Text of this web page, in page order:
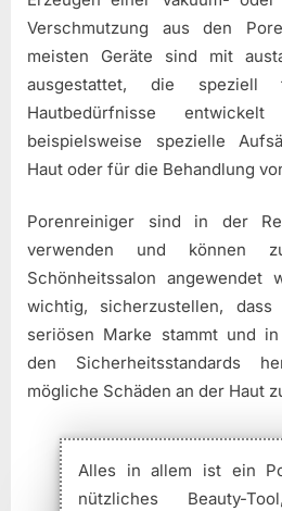
Verschmutzung aus den
meisten Geräte sind mit
ausgestattet, die speziell
Hautbedürfnisse
beispielsweise spezielle
Haut oder für die Behandlung
Porenreiniger sind in der
verwenden und können
Schönheitssalon angewendet
wichtig, sicherzustellen,
seriösen Marke stammt und
den Sicherheitsstandards
mögliche Schäden an der Haut
Alles in allem ist ein
nützliches Beauty-